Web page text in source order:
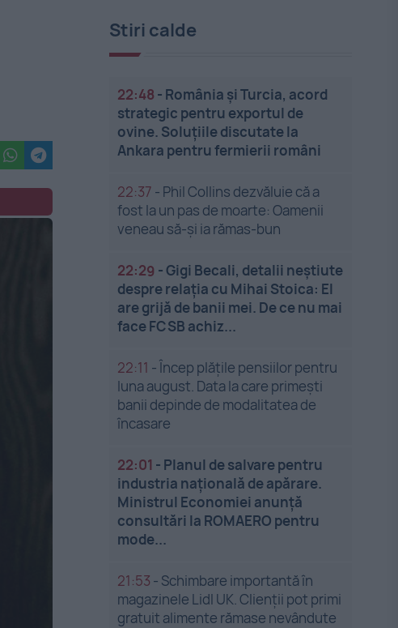
Stiri calde
22:48 - România și Turcia, acord
strategic pentru exportul de
ovine. Soluțiile discutate la
Ankara pentru fermierii români
22:37 - Phil Collins dezvăluie că a
fost la un pas de moarte: Oamenii
veneau să-și ia rămas-bun
22:29 -Gigi Becali, detalii neștiute
despre relația cu Mihai Stoica: El
are grijă de banii mei. De ce nu mai
face FCSB achiz...
22:11 -Încep plățile pensiilor pentru
luna august. Data la care primești
banii depinde de modalitatea de
încasare
22:01 - Planul de salvare pentru
industria națională de apărare.
Ministrul Economiei anunță
consultări la ROMAERO pentru
mode...
21:53 - Schimbare importantă în
magazinele Lidl UK. Clienții pot primi
gratuit alimente rămase nevândute